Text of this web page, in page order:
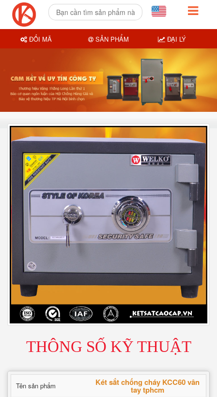
THÔNG SỐ KỸ THUẬT
Tên sản phẩm Két sắt chống cháy KCC60 vân
tay tphcm
ĐỔI MÃ SẢN PHẨM ĐẠI LÝ